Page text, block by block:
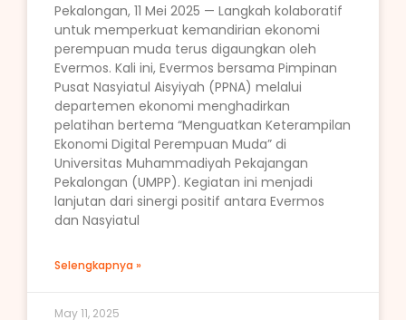
Pekalongan, 11 Mei 2025 — Langkah kolaboratif
untuk memperkuat kemandirian ekonomi
perempuan muda terus digaungkan oleh
Evermos. Kali ini, Evermos bersama Pimpinan
Pusat Nasyiatul Aisyiyah (PPNA) melalui
departemen ekonomi menghadirkan
pelatihan bertema “Menguatkan Keterampilan
Ekonomi Digital Perempuan Muda” di
Universitas Muhammadiyah Pekajangan
Pekalongan (UMPP). Kegiatan ini menjadi
lanjutan dari sinergi positif antara Evermos
dan Nasyiatul
Selengkapnya »
May 11, 2025